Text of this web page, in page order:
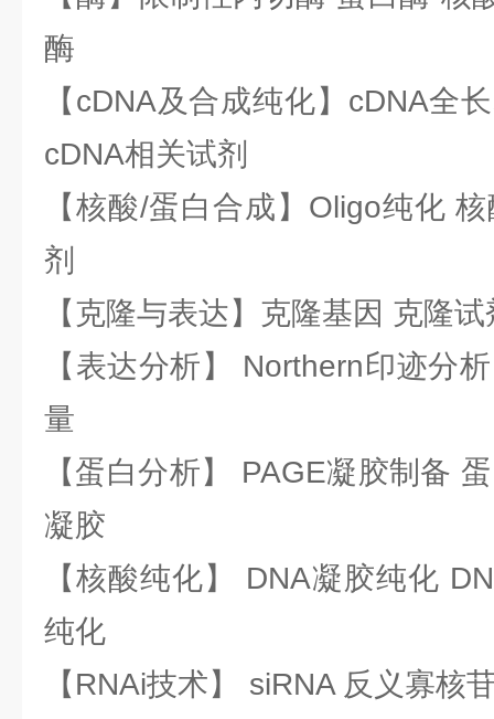
酶
【cDNA及合成纯化】cDNA全
cDNA相关试剂
【核酸/蛋白合成】Oligo纯化
剂
【克隆与表达】克隆基因 克隆
【表达分析】 Northern印迹分
量
【蛋白分析】 PAGE凝胶制备
凝胶
【核酸纯化】 DNA凝胶纯化
纯化
【RNAi技术】 siRNA 反义寡核